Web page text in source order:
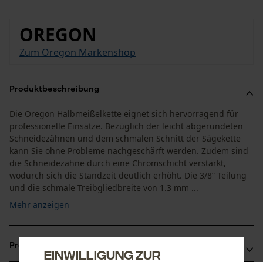
OREGON
Zum Oregon Markenshop
Produktbeschreibung
Die Oregon Halbmeißelkette eignet sich hervorragend für
professionelle Einsätze. Bezüglich der leicht abgerundeten
Schneidezähnen und dem schmalen Schnitt der Sägekette
kann Sie ohne Probleme nachgeschärft werden. Zudem sind
die Schneidezähne durch eine Chromschicht verstärkt,
wodurch sich die Standzeit deutlich erhöht. Die 3/8” Teilung
und die schmale Treibgliedbreite von 1.3 mm ...
Mehr anzeigen
Produktvorteile
Einwilligung zur